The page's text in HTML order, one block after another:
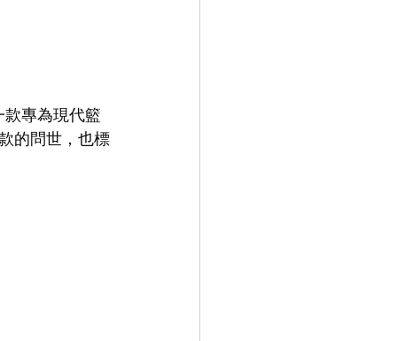
專為現代籃
的問世，也標